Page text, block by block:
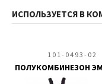
ИСПОЛЬЗУЕТСЯ В
101-0493-02
ПОЛУКОМБИНЕЗОН